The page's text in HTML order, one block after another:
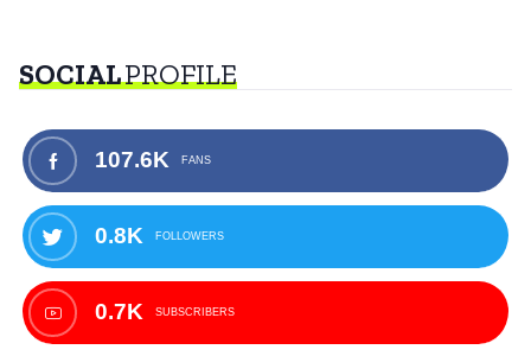
SOCIALPROFILE
107.6K FANS
0.8K FOLLOWERS
0.7K SUBSCRIBERS